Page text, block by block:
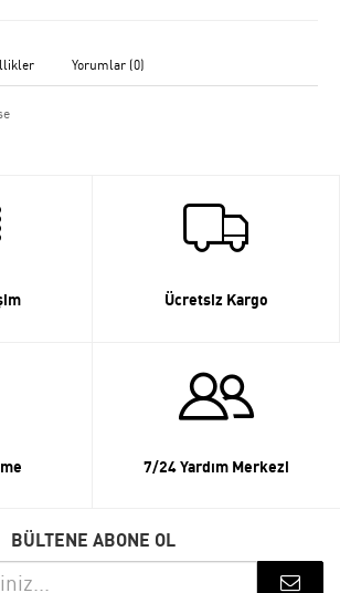
Yorumlar (0)
Ücretsiz Kargo
7/24 Yardım Merkezi
BÜLTENE ABONE OL